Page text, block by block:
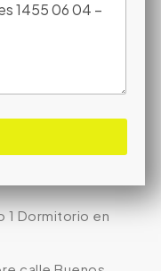
1 Dormitorio en